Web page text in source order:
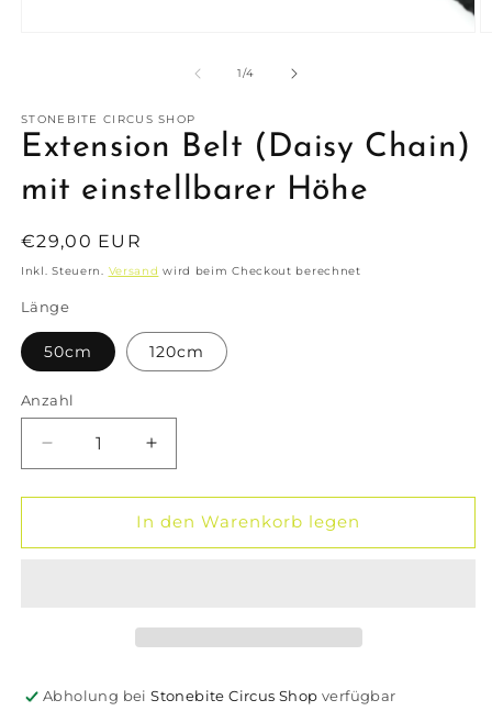
1/von
4
STONEBITE CIRCUS SHOP
Extension Belt (Daisy Chain)
mit einstellbarer Höhe
Normaler
Preis
€29,00 EUR
Inkl. Steuern. Versand wird beim Checkout berechnet
Länge
50cm 120cm
Anzahl
Verringere
die
Menge
Extension
Erhöhe
die
Menge
für
Extension
In den Warenkorb legen
Abholung beiStonebite Circus Shop verfügbar